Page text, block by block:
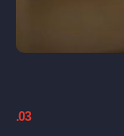
.03